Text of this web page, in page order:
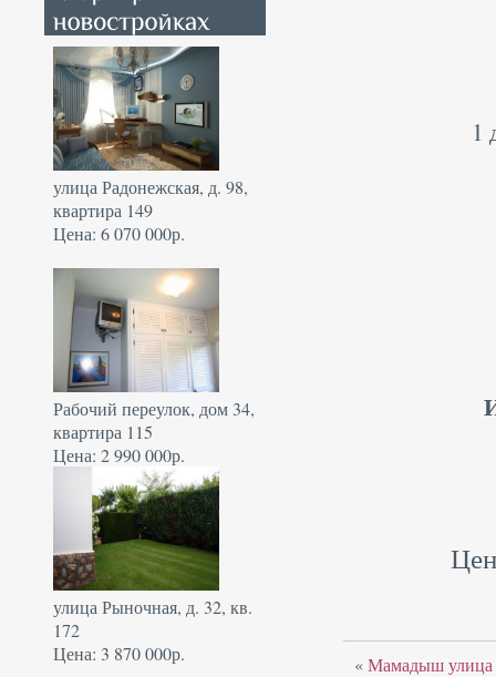
улица Радонежская, д. 98,
квартира 149
Цена: 6 070 000р.
Рабочий переулок, дом 34,
квартира 115
Цена: 2 990 000р.
улица Рыночная, д. 32, кв.
172
Цена: 3 870 000р.
1
«Мамадыш улица